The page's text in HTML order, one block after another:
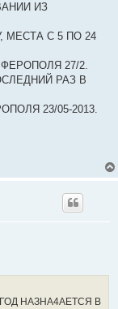
ИЗ
С 5 ПО 24
27/2.
РАЗ В
23/05-2013.
НАЗНА4АЕТСЯ В